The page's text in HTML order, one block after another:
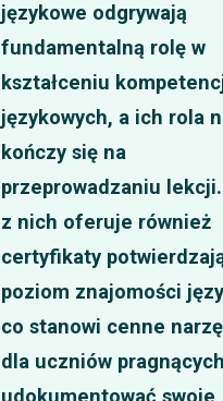
językowe odgrywają
fundamentalną rolę w
kształceniu
językowych, a ich rola
kończy się na
przeprowadzaniu
z nich oferuje również
certyfikaty
poziom znajomości
co stanowi cenne
dla uczniów pragnących
udokumentować swoje